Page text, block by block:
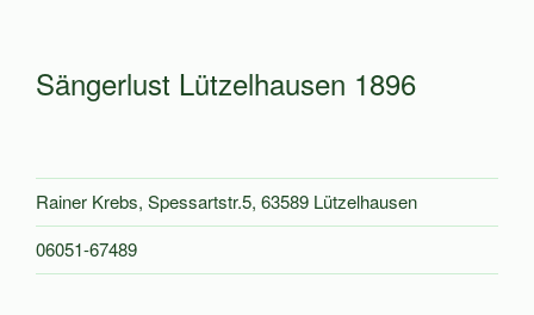
Sängerlust Lützelhausen 1896
Rainer Krebs, Spessartstr.5, 63589 Lützelhausen
06051-67489